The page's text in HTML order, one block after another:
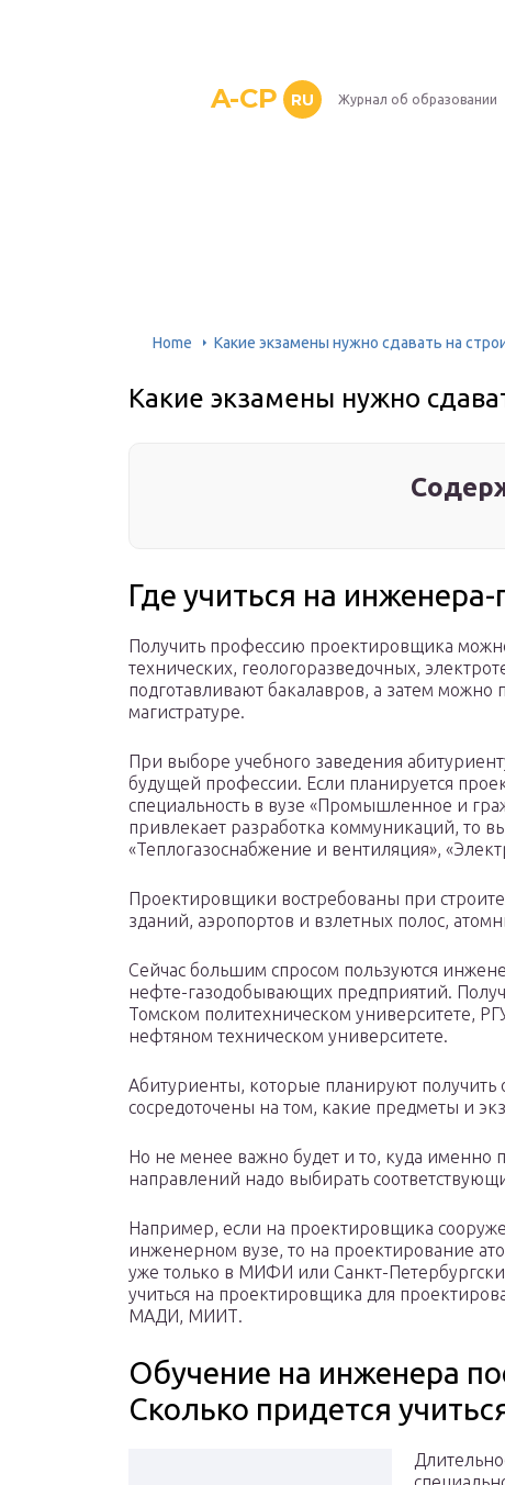
A-CP RU Журнал об образовании
Home Какие экзамены нужно сдавать на
Какие экзамены нужно
Где учиться на
Получить профессию проектировщика
технических, геологоразведочных,
подготавливают бакалавров, а затем можно
магистратуре.
При выборе учебного заведения
будущей профессии. Если планируется
специальность в вузе «Промышленное и
привлекает разработка коммуникаций, то
«Теплогазоснабжение и вентиляция»,
Проектировщики востребованы при
зданий, аэропортов и взлетных полос,
Сейчас большим спросом пользуются
нефте-газодобывающих предприятий.
Томском политехническом университете,
нефтяном техническом университете.
Абитуриенты, которые планируют
сосредоточены на том, какие предметы и
Но не менее важно будет и то, куда именно
направлений надо выбирать
Например, если на проектировщика
инженерном вузе, то на проектирование
уже только в МИФИ или Санкт-
учиться на проектировщика для
МАДИ, МИИТ.
Обучение на инженера
Сколько придется